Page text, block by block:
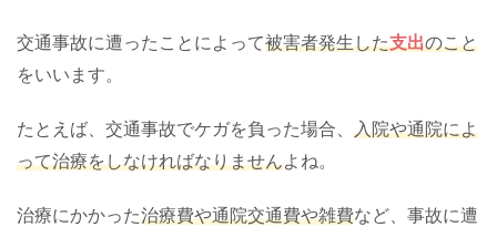
交通事故に遭ったことによって被害者発生した支出のこと
をいいます。
たとえば、交通事故でケガを負った場合、 入院や通院によ
って治療をしなければなりませんよね。
治療にかかった治療費や通院交通費や雑費など、事故に遭